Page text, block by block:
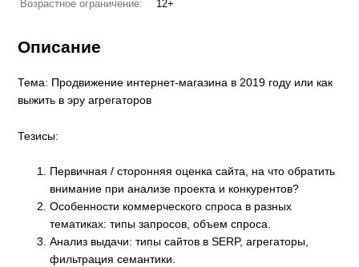
Возрастное ограничение:
12+
Описание
Тема: Продвижение интернет-магазина в 2019 году или как
выжить в эру агрегаторов
Тезисы:
Первичная / сторонняя оценка сайта, на что обратить
внимание при анализе проекта и конкурентов?
Особенности коммерческого спроса в разных
тематиках: типы запросов, объем спроса.
Анализ выдачи: типы сайтов в SERP, агрегаторы,
фильтрация семантики.